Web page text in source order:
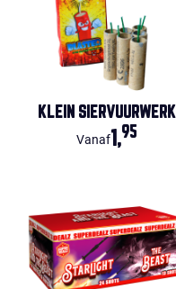
KLEIN SIERVUURWERK
Vanaf1,95